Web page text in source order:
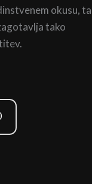
okusu, ta
tako